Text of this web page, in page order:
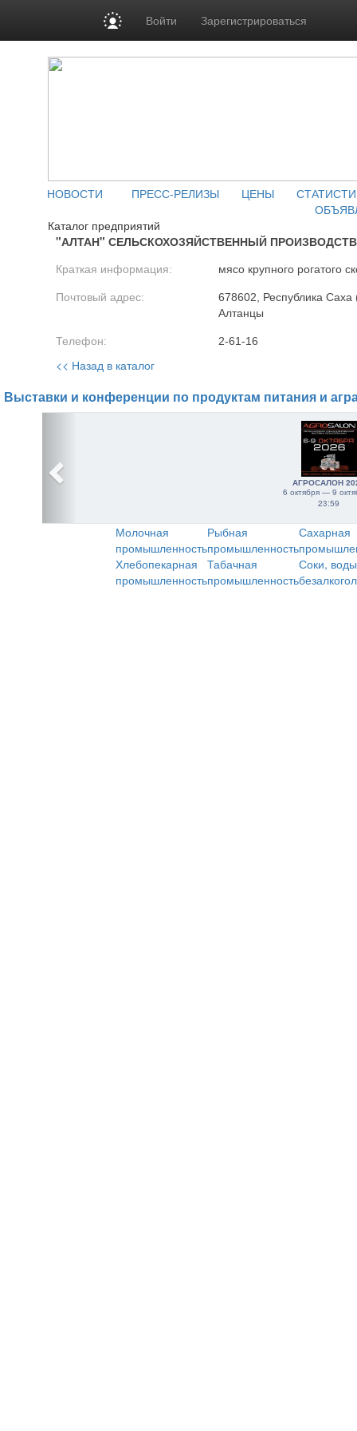
Войти Зарегистрироваться
НОВОСТИ ПРЕСС-РЕЛИЗЫ ЦЕНЫ
Каталог предприятий
"АЛТАН" СЕЛЬСКОХОЗЯЙСТВЕННЫЙ
Краткая информация: мясо крупного рогатого
Почтовый адрес:
678602, Республика Саха
Алтанцы
Телефон: 2-61-16
<< Назад в каталог
Выставки и конференции по продуктам питания и
АГРОСАЛОН
6 октября — 9
23:59
Молочная
промышленность
Рыбная
промышленность
Сахарная
Хлебопекарная
промышленность
Табачная
промышленность
Соки,